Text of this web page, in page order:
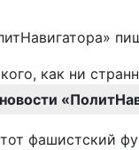
фашистский